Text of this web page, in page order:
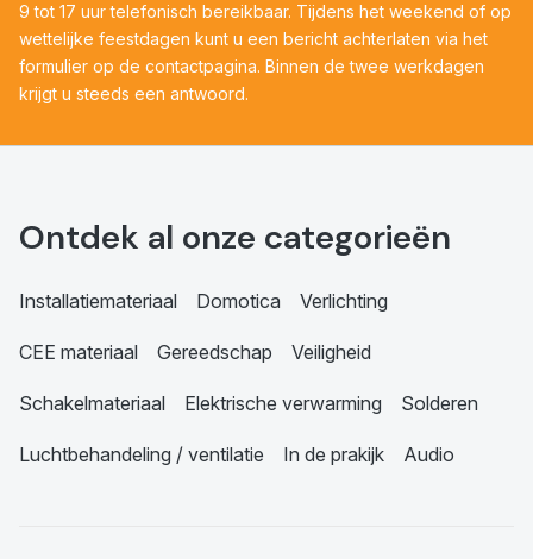
9 tot 17 uur telefonisch bereikbaar. Tijdens het weekend of op
wettelijke feestdagen kunt u een bericht achterlaten via het
formulier op de contactpagina. Binnen de twee werkdagen
krijgt u steeds een antwoord.
Ontdek al onze categorieën
Installatiemateriaal Domotica Verlichting
CEE materiaal Gereedschap Veiligheid
Schakelmateriaal Elektrische verwarming Solderen
Luchtbehandeling / ventilatie In de prakijk Audio